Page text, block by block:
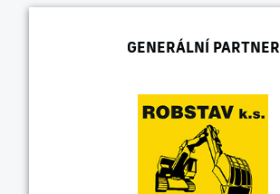
GENERÁLNÍ PARTNER